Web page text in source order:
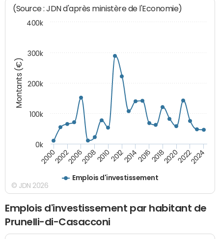
Montants (€)
(Source : JDN d'après ministère de l'Economie)
Emplois d'investissement
200020022006200820102012201420162018202020222024
0k
100k
200k
300k
400k
© JDN 2026
Emplois d'investissement par habitant de
Prunelli-di-Casacconi